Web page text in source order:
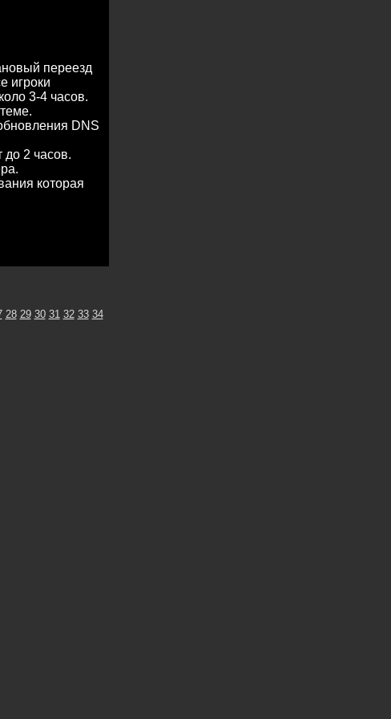
переезд
игроки
3-4 часов.
DNS
до 2 часов.
которая
28 29 30 31 32 33 34